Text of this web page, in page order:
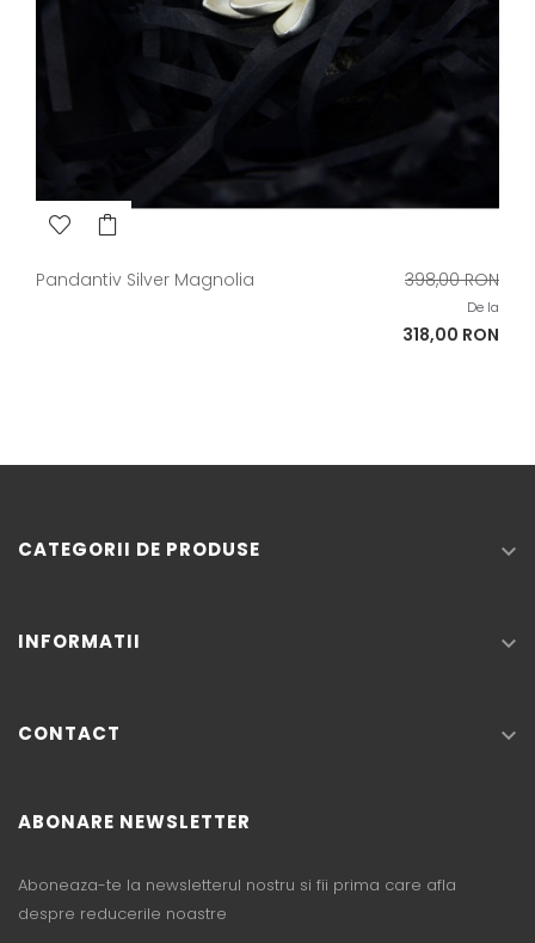
Pandantiv Silver Magnolia
Pret
baza
398,00 RON
De la
Pret
318,00 RON
CATEGORII DE PRODUSE 
INFORMATII 
CONTACT 
ABONARE NEWSLETTER
Aboneaza-te la newsletterul nostru si fii prima care afla
despre reducerile noastre